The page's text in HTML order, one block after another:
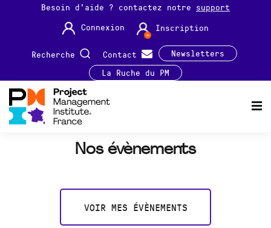
Besoin d'aide ? contactez notre support
Connexion
Inscription
Recherche Contact
Newsletters
La Ruche du PM
Nos évènements
VOIR MES ÉVÈNEMENTS